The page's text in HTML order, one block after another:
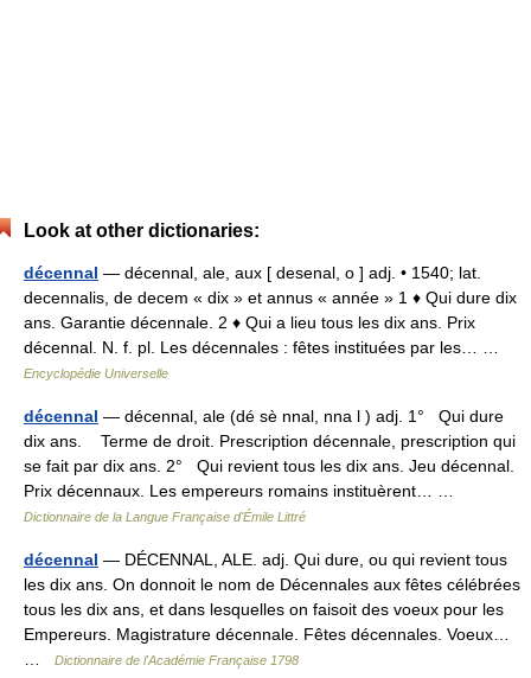
Look at other dictionaries:
décennal — décennal, ale, aux [ desenal, o ] adj. • 1540; lat.
decennalis, de decem « dix » et annus « année » 1 ♦ Qui dure dix
ans. Garantie décennale. 2 ♦ Qui a lieu tous les dix ans. Prix
décennal. N. f. pl. Les décennales : fêtes instituées par les… …
Encyclopédie Universelle
décennal — décennal, ale (dé sè nnal, nna l ) adj. 1° Qui dure
dix ans. Terme de droit. Prescription décennale, prescription qui
se fait par dix ans. 2° Qui revient tous les dix ans. Jeu décennal.
Prix décennaux. Les empereurs romains instituèrent… …
Dictionnaire de la Langue Française d'Émile Littré
décennal — DÉCENNAL, ALE. adj. Qui dure, ou qui revient tous
les dix ans. On donnoit le nom de Décennales aux fêtes célébrées
tous les dix ans, et dans lesquelles on faisoit des voeux pour les
Empereurs. Magistrature décennale. Fêtes décennales. Voeux…
Dictionnaire de l'Académie Française 1798